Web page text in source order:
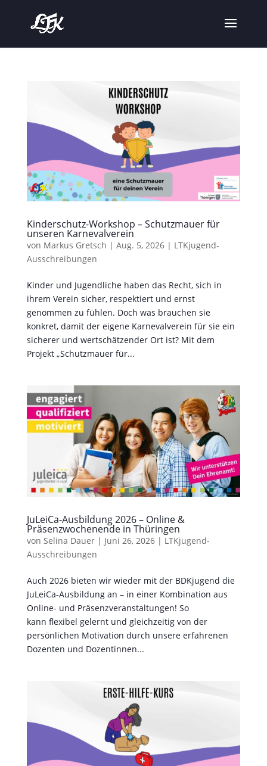
Kinderschutz-Workshop – Schutzmauer für
unseren Karnevalverein
von Markus Gretsch | Aug. 5, 2026| LTKjugend-
Ausschreibungen
Kinder und Jugendliche haben das Recht, sich in
ihrem Verein sicher, respektiert und ernst
genommen zu fühlen. Doch was brauchen sie
konkret, damit der eigene Karnevalverein für sie ein
sicherer und wertschätzender Ort ist? Mit dem
Projekt „Schutzmauer für...
JuLeiCa-Ausbildung 2026 – Online &
Präsenzwochenende in Thüringen
von Selina Dauer| Juni 26, 2026| LTKjugend-
Ausschreibungen
Auch 2026 bieten wir wieder mit der BDKjugend die
JuLeiCa-Ausbildung an – in einer Kombination aus
Online- und Präsenzveranstaltungen! So
kann flexibel gelernt und gleichzeitig von der
persönlichen Motivation durch unsere erfahrenen
Dozenten und Dozentinnen...